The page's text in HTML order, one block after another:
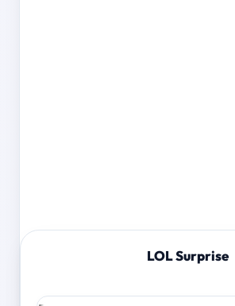
LOL Surprise